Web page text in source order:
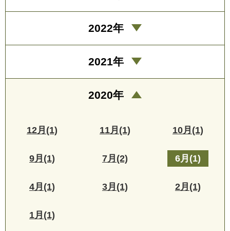
2022年
2021年
2020年
12月(1) 11月(1) 10月(1)
9月(1) 7月(2) 6月(1)
4月(1) 3月(1) 2月(1)
1月(1)